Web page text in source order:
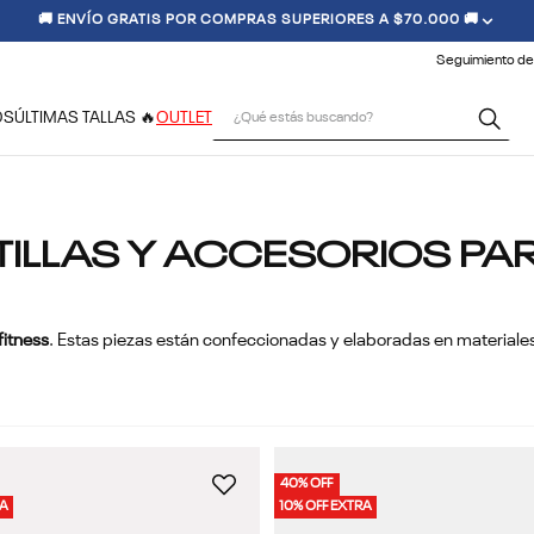
🚚 ENVÍO GRATIS POR COMPRAS SUPERIORES A $70.000 🚚
Seguimiento
ÚLTIMAS TALLAS 🔥OUTLET
Y ACCESORIOS
. Estas piezas están confeccionadas y elaboradas en
40% OFF
10% OFF EXTRA